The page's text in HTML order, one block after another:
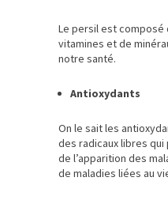
Le persil est composé
vitamines et de
notre santé.
Antioxydants
On le sait les
des radicaux libres
de l’apparition des
de maladies liées au